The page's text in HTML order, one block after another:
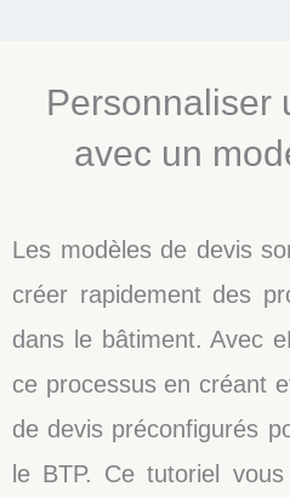
Personnaliser
avec un
Les modèles de devis
créer rapidement des
dans le bâtiment. Avec
ce processus en créant
de devis préconfigurés
le BTP. Ce tutoriel